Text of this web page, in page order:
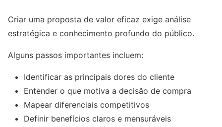
Criar uma proposta de valor eficaz exige análise
estratégica e conhecimento profundo do público.
Alguns passos importantes incluem:
Identificar as principais dores do cliente
Entender o que motiva a decisão de compra
Mapear diferenciais competitivos
Definir benefícios claros e mensuráveis